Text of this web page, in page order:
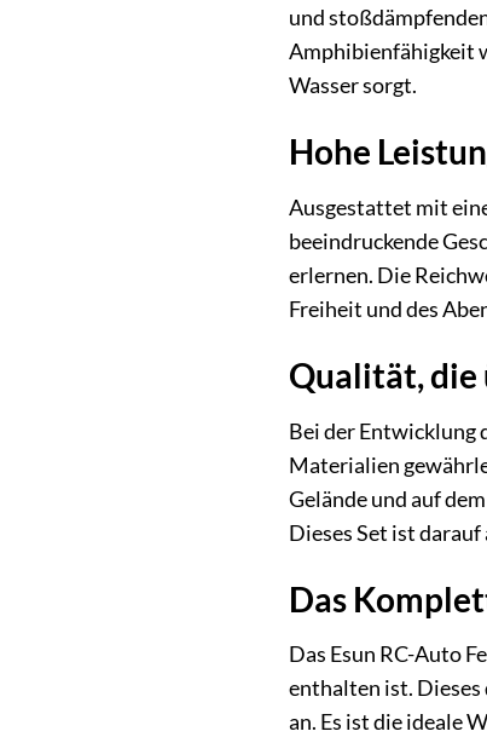
und
Amphibienfähigkeit
Wasser sorgt.
Hohe
Ausgestattet mit
beeindruckende
erlernen. Die
Freiheit und des
Qualität, die
Bei der Entwicklung
Materialien
Gelände und auf
Dieses Set ist
Das
Das Esun RC-Auto
enthalten ist.
an. Es ist die ideale